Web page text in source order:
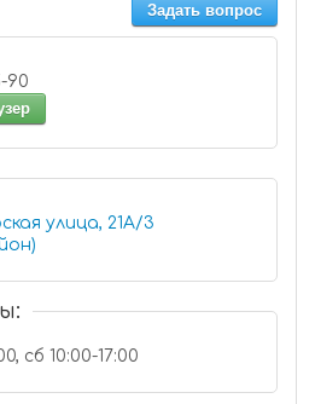
Задать вопрос
35-90
улица, 21А/3
сб 10:00-17:00